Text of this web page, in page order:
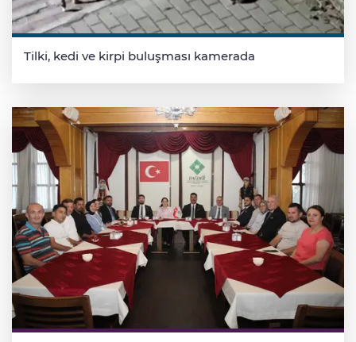
Tilki, kedi ve kirpi buluşması kamerada